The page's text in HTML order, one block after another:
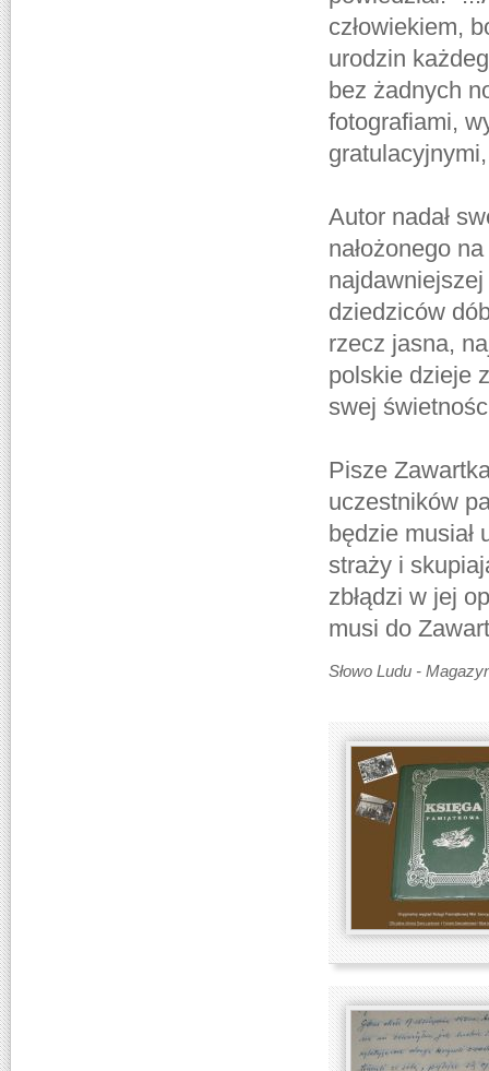
człowiekiem,
urodzin
bez żadnych
fotografiami,
Autor nadał
nałożonego
dziedziców
rzecz jasna,
polskie dzieje
swej
Pisze
uczestników
będzie musiał
straży i
zbłądzi w jej
musi do
Słowo Ludu -